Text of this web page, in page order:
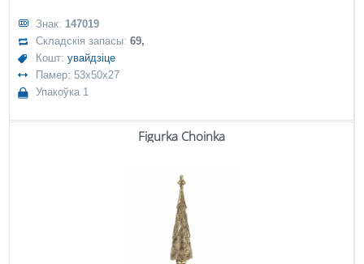
Знак: 147019
Складскія запасы:69,
Кошт:увайдзіце
Памер: 53x50x27
Упакоўка 1
Figurka Choinka